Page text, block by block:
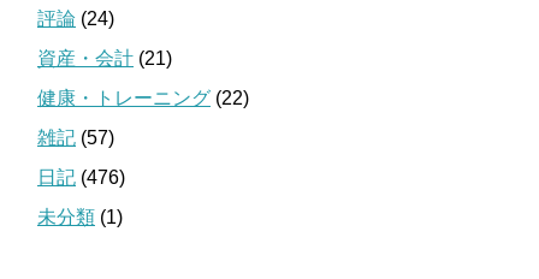
評論 (24)
資産・会計 (21)
健康・トレーニング (22)
雑記 (57)
日記 (476)
未分類 (1)